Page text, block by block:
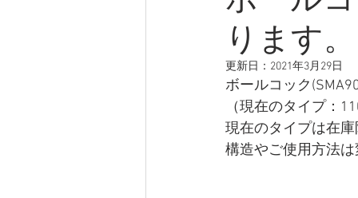
ります。
更新日： 2021年3月29日
ボールコック
（現在のタイプ：
現在のタイプは在庫
構造やご使用方法は